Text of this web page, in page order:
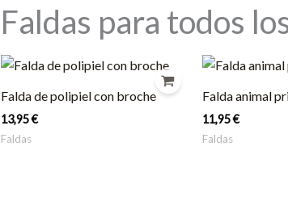
Faldas para todos
Falda de polipiel con broche
13,95€
Faldas
Falda animal
11,95€
Faldas